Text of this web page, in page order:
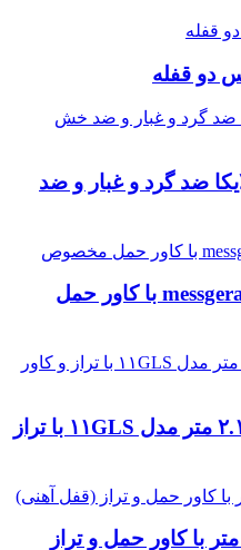
دو قفله
ضد گرد و غبار و ضد
سه پایه آلومینیومی دو قفله messgerat با کاور حمل
ژالون لایکا کشویی و مدرج ۲.۱۵ متر مدل ۱۱GLS با تراز
ژالن لایکا کشویی مدرج ۵.۱۰ متر با کاور حمل و تراز